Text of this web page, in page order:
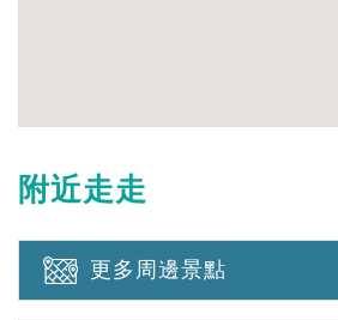
附近走走
更多周邊景點